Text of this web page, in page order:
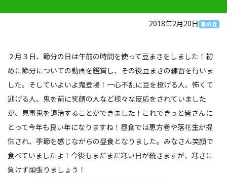
2018年2月20日 奏の丘
２月３日、節分の日は午前の時間を使って豆まきをしました！初
めに節分についての動画を鑑賞し、その後豆まきの練習を行いま
した。そしていよいよ鬼登場！一心不乱に豆を投げる人、怖くて
逃げる人、鬼を前に笑顔の人など様々な反応をされていました
が、見事鬼を退治することができました！これできっと皆さんに
とって今年も良い年になりますね！昼食では恵方巻や落花生が提
供され、季節を感じながらの昼食となりました。みなさん笑顔で
食べていましたよ！今後もまだまだ寒い日が続きますが、寒さに
負けず頑張りましょう！